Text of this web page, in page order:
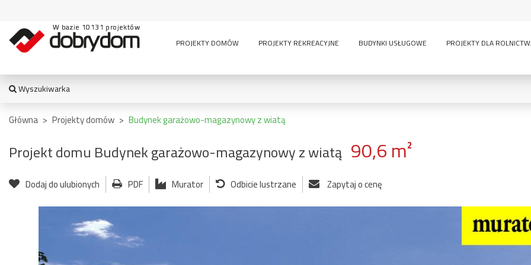
W bazie 10131 projektów
PROJEKTY DOMÓW
PROJEKTY REKREACYJNE BUDYNKI USŁUGOWE PROJEKTY DLA
Wyszukiwarka
WYSZUKIWARKA
0
TYPY BUDYNKU:
jednorodzinny
dwurodzinny
letniskowy
pensjonaty,
zajazdy i inne
altana
garaż
stajnia
bud.
bud. socjalny inwentarskie
sauna wielokondygnacyjny
bez garażu 1-
Główna > Projekty domów > Budynek garażowo-magazynowy z wiatą
Projekt domu Budynek garażowo-magazynowy z wiatą 90,6 m²
Dodaj do ulubionych PDF Murator Odbicie lustrzane Zapytaj o cenę